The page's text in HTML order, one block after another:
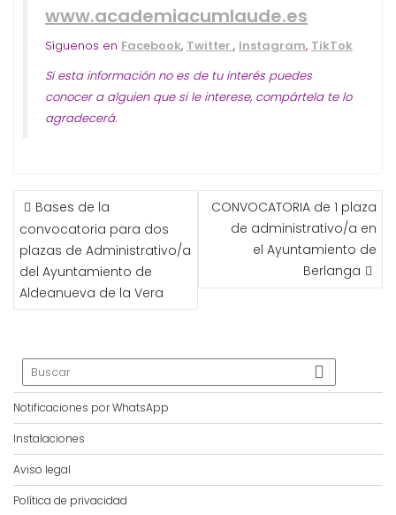
www.academiacumlaude.es
Síguenos en Facebook, Twitter , Instagram, TikTok
Si esta información no es de tu interés puedes
conocer a alguien que si le interese, compártela te lo
agradecerá.
NAVEGACIÓN
DE
ENTRADAS
Bases de la
convocatoria para dos
plazas de Administrativo/a
del Ayuntamiento de
Aldeanueva de la Vera
CONVOCATORIA de 1 plaza
de administrativo/a en
el Ayuntamiento de
Berlanga
Notificaciones por WhatsApp
Instalaciones
Aviso legal
Política de privacidad